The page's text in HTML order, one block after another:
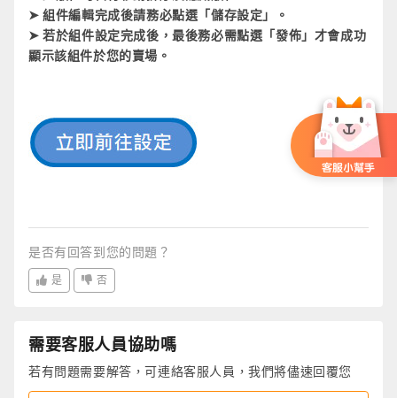
➤ 組件編輯完成後請務必點選「儲存設定」。
➤ 若於組件設定完成後，最後務必需點選「發佈」才會成功
顯示該組件於您的賣場。
是否有回答到您的問題？
是 否
需要客服人員協助嗎
若有問題需要解答，可連絡客服人員，我們將儘速回覆您